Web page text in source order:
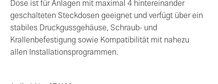
Dose ist für Anlagen mit maximal 4 hintereinander
geschalteten Steckdosen geeignet und verfügt über ein
stabiles Druckgussgehäuse, Schraub- und
Krallenbefestigung sowie Kompatibilität mit nahezu
allen Installationsprogrammen.